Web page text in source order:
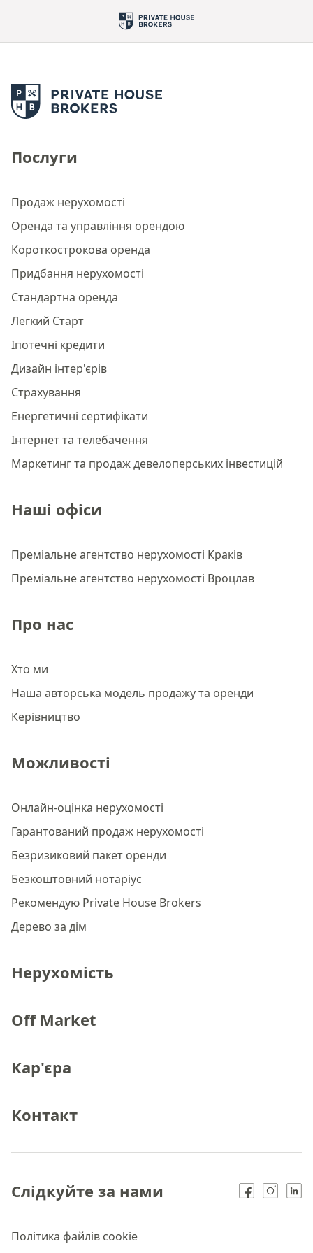
Послуги
Продаж нерухомості
Оренда та управління орендою
Короткострокова оренда
Придбання нерухомості
Стандартна оренда
Легкий Старт
Іпотечні кредити
Дизайн інтер'єрів
Страхування
Енергетичні сертифікати
Інтернет та телебачення
Маркетинг та продаж девелоперських інвестицій
Наші офіси
Преміальне агентство нерухомості Краків
Преміальне агентство нерухомості Вроцлав
Про нас
Хто ми
Наша авторська модель продажу та оренди
Керівництво
Можливості
Онлайн-оцінка нерухомості
Гарантований продаж нерухомості
Безризиковий пакет оренди
Безкоштовний нотаріус
Рекомендую Private House Brokers
Дерево за дім
Нерухомість
Off Market
Кар'єра
Контакт
Політика файлів cookie
Слідкуйте за нами